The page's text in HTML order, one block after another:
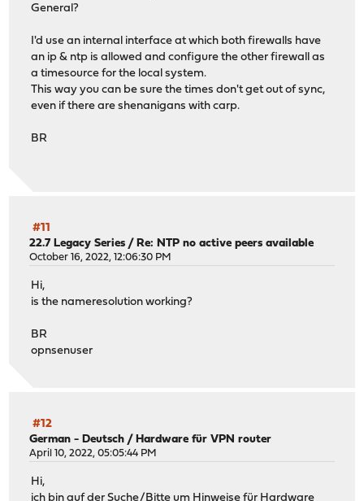
General?
I'd use an internal interface at which both firewalls have
an ip & ntp is allowed and configure the other firewall as
a timesource for the local system.
This way you can be sure the times don't get out of sync,
even if there are shenanigans with carp.
BR
#11
22.7 Legacy Series /Re: NTP no active peers available
October 16, 2022, 12:06:30 PM
Hi,
is the nameresolution working?
BR
opnsenuser
#12
German - Deutsch /Hardware für VPN router
April 10, 2022, 05:05:44 PM
Hi,
ich bin auf der Suche/Bitte um Hinweise für Hardware